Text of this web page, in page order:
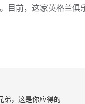
目前，这家英格兰俱
弟，这是你应得的